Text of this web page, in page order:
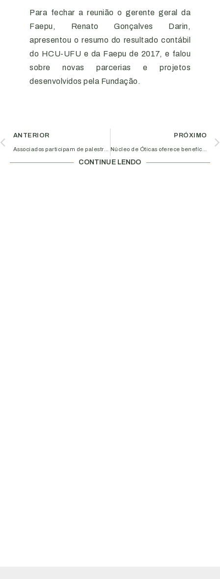
Para fechar a reunião o gerente geral da
Faepu, Renato Gonçalves Darin,
apresentou o resumo do resultado contábil
do HCU-UFU e da Faepu de 2017, e falou
sobre novas parcerias e projetos
desenvolvidos pela Fundação.
ANTERIOR PRÓXIMO
CONTINUE LENDO